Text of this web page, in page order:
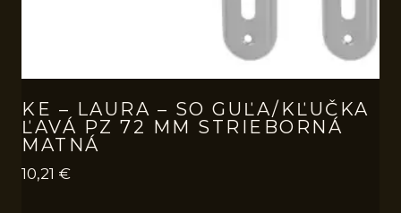
KE – LAURA – SO GUĽA/KĽUČKA
ĽAVÁ PZ 72 MM STRIEBORNÁ
MATNÁ
10,21 €